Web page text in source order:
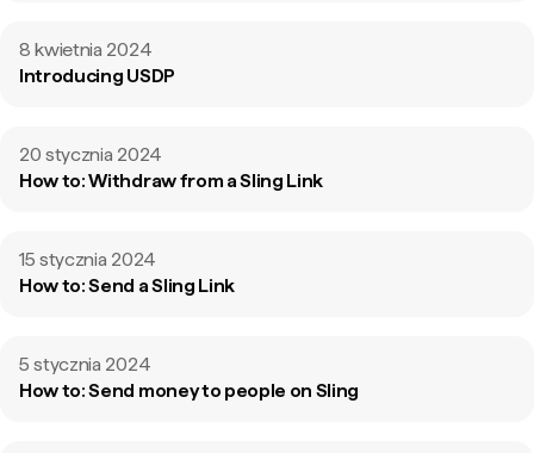
8 kwietnia 2024
Introducing USDP
20 stycznia 2024
How to: Withdraw from a Sling Link
15 stycznia 2024
How to: Send a Sling Link
5 stycznia 2024
How to: Send money to people on Sling